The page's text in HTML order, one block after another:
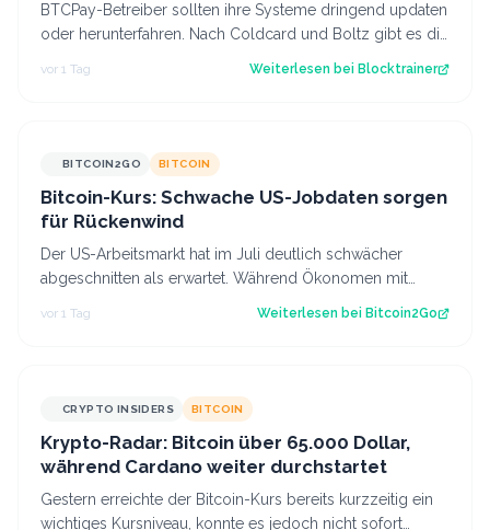
BTCPay-Betreiber sollten ihre Systeme dringend updaten
oder herunterfahren. Nach Coldcard und Boltz gibt es die
vor 1 Tag Weiterlesen bei Blocktrainer
BITCOIN2GO BITCOIN
Bitcoin-Kurs: Schwache US-Jobdaten sorgen
für Rückenwind
Der US-Arbeitsmarkt hat im Juli deutlich schwächer
abgeschnitten als erwartet. Während Ökonomen mit
einem Stellenaufbau gerechnet hatten, gi…
vor 1 Tag Weiterlesen bei Bitcoin2Go
CRYPTO INSIDERS BITCOIN
Krypto-Radar: Bitcoin über 65.000 Dollar,
während Cardano weiter durchstartet
Gestern erreichte der Bitcoin-Kurs bereits kurzzeitig ein
wichtiges Kursniveau, konnte es jedoch nicht sofort